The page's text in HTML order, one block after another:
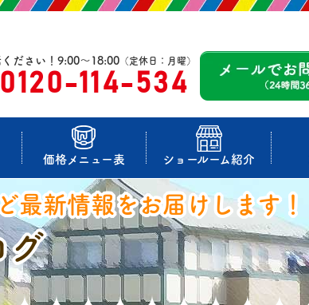
ください！9:00～18:00 （定休日：月曜）
0120-114-534
価格メニュー表 ショールーム紹介
最新情報をお届けします！
グ